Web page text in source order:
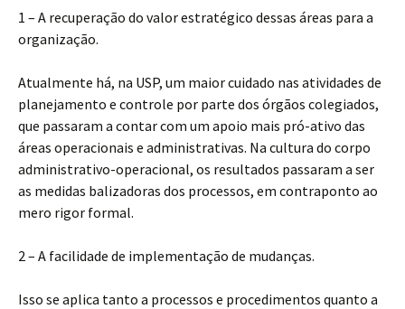
1 – A recuperação do valor estratégico dessas áreas para a
organização.
Atualmente há, na USP, um maior cuidado nas atividades de
planejamento e controle por parte dos órgãos colegiados,
que passaram a contar com um apoio mais pró-ativo das
áreas operacionais e administrativas. Na cultura do corpo
administrativo-operacional, os resultados passaram a ser
as medidas balizadoras dos processos, em contraponto ao
mero rigor formal.
2 – A facilidade de implementação de mudanças.
Isso se aplica tanto a processos e procedimentos quanto a